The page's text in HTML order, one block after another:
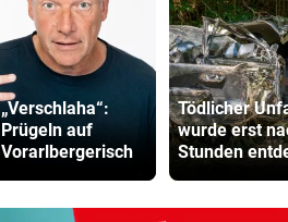
„Verschlaha“:
Prügeln auf
Vorarlbergerisch
Tödlicher
wurde erst
Stunden